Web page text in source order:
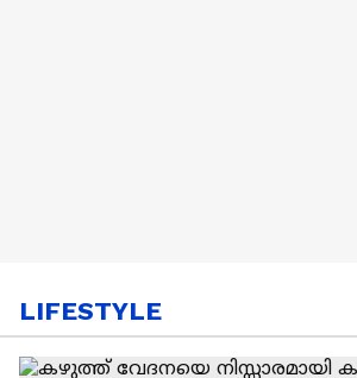
LIFESTYLE